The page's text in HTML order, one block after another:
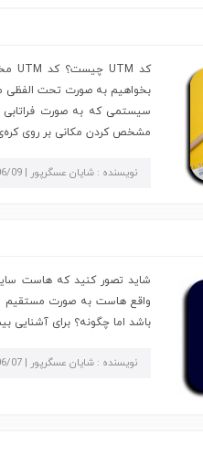
بخواهیم به صورت تحت الفظی
سیستمی که به صورت
مشخص کردن مکانی بر روی
نویسنده : شایان عسگرپور | 20/06/09
شاید تصور کنید که هاست
واقع هاست به صورت مستقیم
باشد اما چگونه؟ برای
نویسنده : شایان عسگرپور | 20/06/07